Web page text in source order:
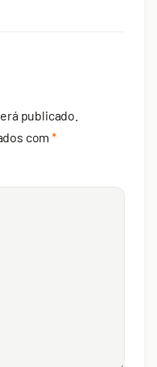
publicado.
com*